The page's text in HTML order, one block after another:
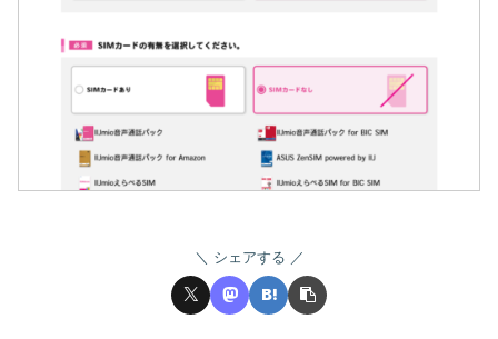
シェアする